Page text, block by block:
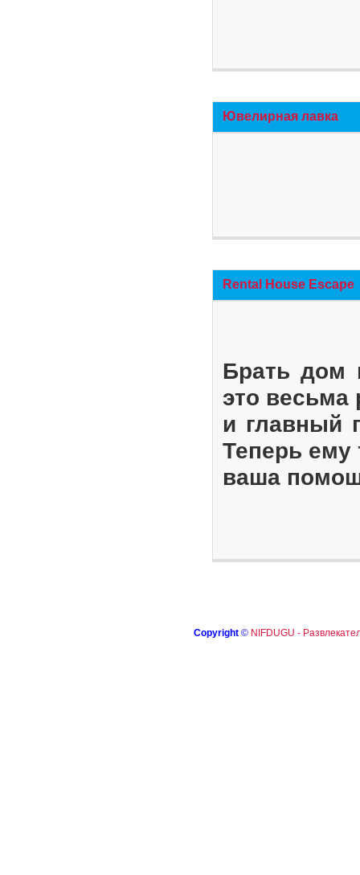
Ювелирная лавка
Rental House Escape
Брать дом
это весьма
и главный
Теперь ему
ваша
Copyright © NIFDUGU -